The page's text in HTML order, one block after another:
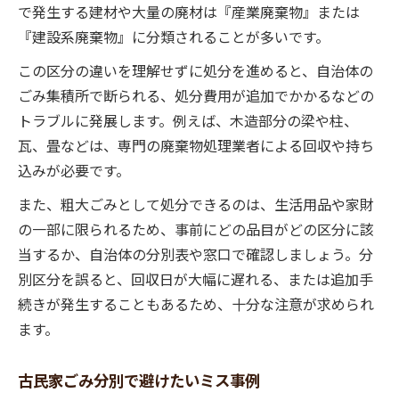
で発生する建材や大量の廃材は『産業廃棄物』または
『建設系廃棄物』に分類されることが多いです。
この区分の違いを理解せずに処分を進めると、自治体の
ごみ集積所で断られる、処分費用が追加でかかるなどの
トラブルに発展します。例えば、木造部分の梁や柱、
瓦、畳などは、専門の廃棄物処理業者による回収や持ち
込みが必要です。
また、粗大ごみとして処分できるのは、生活用品や家財
の一部に限られるため、事前にどの品目がどの区分に該
当するか、自治体の分別表や窓口で確認しましょう。分
別区分を誤ると、回収日が大幅に遅れる、または追加手
続きが発生することもあるため、十分な注意が求められ
ます。
古民家ごみ分別で避けたいミス事例